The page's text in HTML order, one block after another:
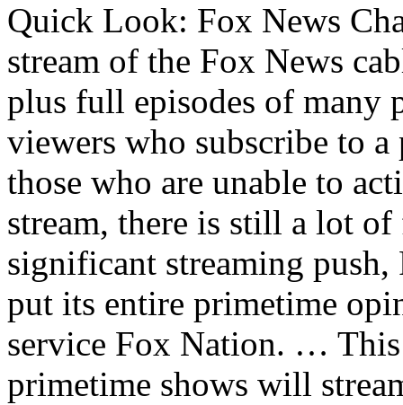
Quick Look: Fox News
stream of the Fox News
plus full episodes of many
viewers who subscribe to
those who are unable to
stream, there is still a lot
significant streaming
put its entire primetime
service Fox Nation. …
primetime shows will